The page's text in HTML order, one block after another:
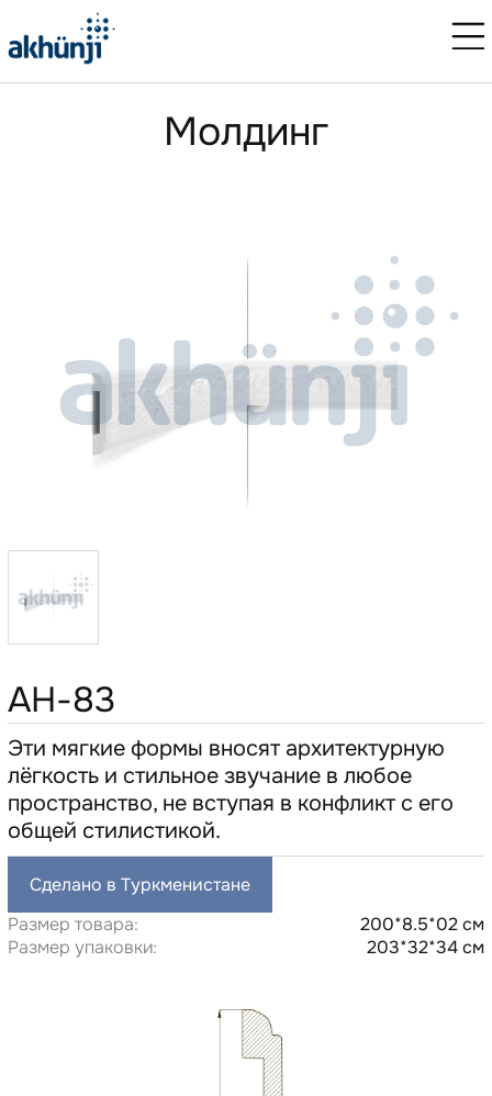
Молдинг
AH-83
Эти мягкие формы вносят архитектурную
лёгкость и стильное звучание в любое
пространство, не вступая в конфликт с его
общей стилистикой.
Сделано в Туркменистане
Размер товара:
200*8.5*02 см
Размер упаковки:
203*32*34 см